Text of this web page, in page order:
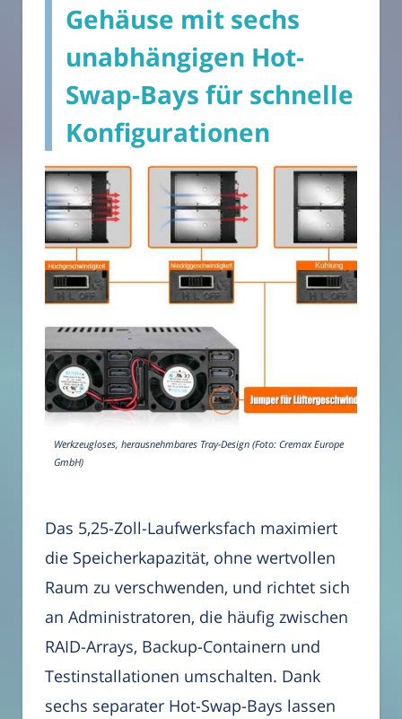
Gehäuse mit sechs
unabhängigen Hot-
Swap-Bays für schnelle
Konfigurationen
Werkzeugloses, herausnehmbares Tray-Design (Foto: Cremax Europe
GmbH)
Das 5,25-Zoll-Laufwerksfach maximiert
die Speicherkapazität, ohne wertvollen
Raum zu verschwenden, und richtet sich
an Administratoren, die häufig zwischen
RAID-Arrays, Backup-Containern und
Testinstallationen umschalten. Dank
sechs separater Hot-Swap-Bays lassen